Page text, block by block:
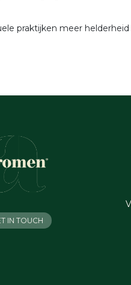
praktijken meer
IN TOUCH